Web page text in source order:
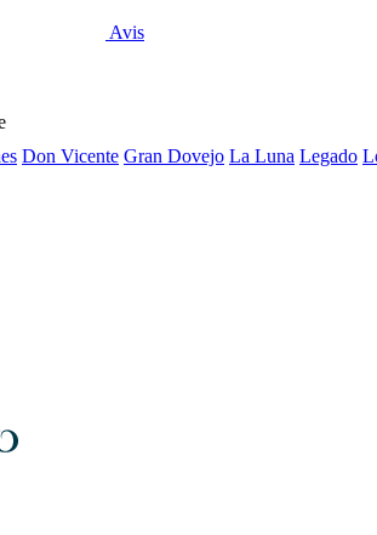
Avis
Don Vicente Gran Dovejo La Luna Legado